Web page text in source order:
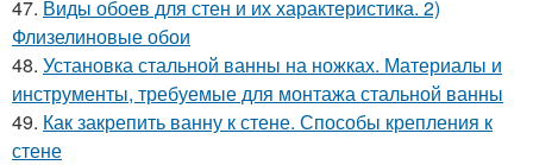
47. Виды обоев для стен и их характеристика. 2)
Флизелиновые обои
48. Установка стальной ванны на ножках. Материалы и
инструменты, требуемые для монтажа стальной ванны
49. Как закрепить ванну к стене. Способы крепления к
стене